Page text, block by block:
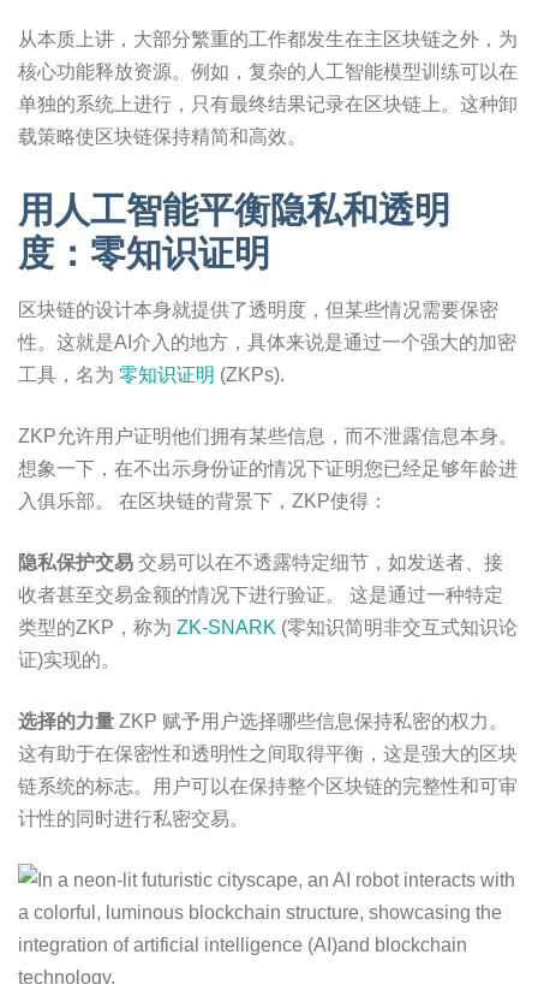
从本质上讲，大部分繁重的工作都发生在主区块链之外，为
核心功能释放资源。例如，复杂的人工智能模型训练可以在
单独的系统上进行，只有最终结果记录在区块链上。这种卸
载策略使区块链保持精简和高效。
用人工智能平衡隐私和透明
度：零知识证明
区块链的设计本身就提供了透明度，但某些情况需要保密
性。这就是AI介入的地方，具体来说是通过一个强大的加密
工具，名为 零知识证明 (ZKPs).
ZKP允许用户证明他们拥有某些信息，而不泄露信息本身。
想象一下，在不出示身份证的情况下证明您已经足够年龄进
入俱乐部。 在区块链的背景下，ZKP使得：
隐私保护交易 交易可以在不透露特定细节，如发送者、接
收者甚至交易金额的情况下进行验证。 这是通过一种特定
类型的ZKP，称为 ZK-SNARK (零知识简明非交互式知识论
证)实现的。
选择的力量 ZKP 赋予用户选择哪些信息保持私密的权力。
这有助于在保密性和透明性之间取得平衡，这是强大的区块
链系统的标志。用户可以在保持整个区块链的完整性和可审
计性的同时进行私密交易。